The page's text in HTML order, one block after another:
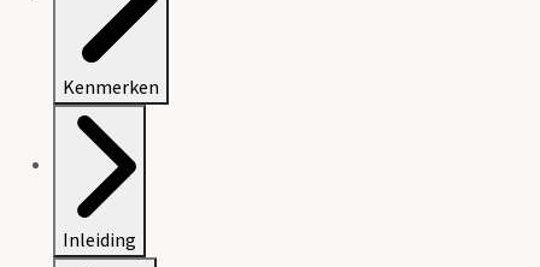
Kenmerken
Inleiding